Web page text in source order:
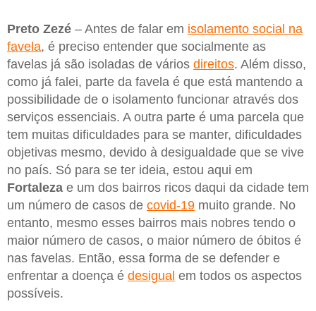
Preto Zezé – Antes de falar em isolamento social na
favela, é preciso entender que socialmente as
favelas já são isoladas de vários direitos. Além disso,
como já falei, parte da favela é que está mantendo a
possibilidade de o isolamento funcionar através dos
serviços essenciais. A outra parte é uma parcela que
tem muitas dificuldades para se manter, dificuldades
objetivas mesmo, devido à desigualdade que se vive
no país. Só para se ter ideia, estou aqui em
Fortaleza e um dos bairros ricos daqui da cidade tem
um número de casos de covid-19 muito grande. No
entanto, mesmo esses bairros mais nobres tendo o
maior número de casos, o maior número de óbitos é
nas favelas. Então, essa forma de se defender e
enfrentar a doença é desigual em todos os aspectos
possíveis.